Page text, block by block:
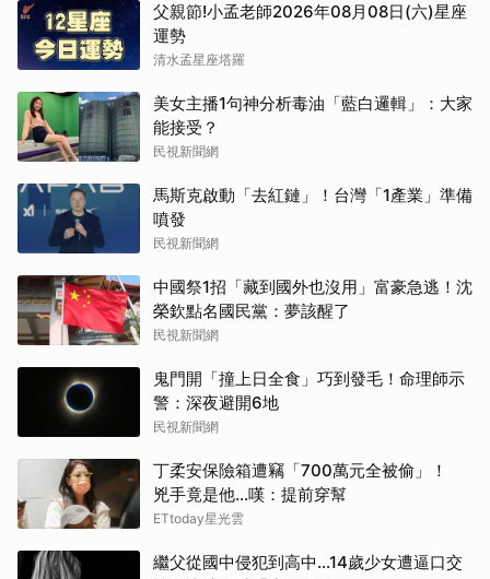
父親節!小孟老師2026年08月08日(六)星座
運勢
清水孟星座塔羅
美女主播1句神分析毒油「藍白邏輯」：大家
能接受？
民視新聞網
馬斯克啟動「去紅鏈」！台灣「1產業」準備
噴發
民視新聞網
中國祭1招「藏到國外也沒用」富豪急逃！沈
榮欽點名國民黨：夢該醒了
民視新聞網
鬼門開「撞上日全食」巧到發毛！命理師示
警：深夜避開6地
民視新聞網
丁柔安保險箱遭竊「700萬元全被偷」！
兇手竟是他...嘆：提前穿幫
ETtoday星光雲
繼父從國中侵犯到高中…14歲少女遭逼口交